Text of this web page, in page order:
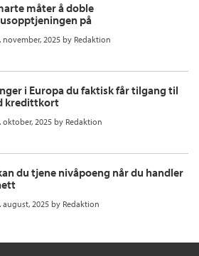
måter å doble
på
november, 2025 by Redaktion
i Europa du faktisk får tilgang til
kredittkort
oktober, 2025 by Redaktion
du tjene nivåpoeng når du handler
august, 2025by Redaktion